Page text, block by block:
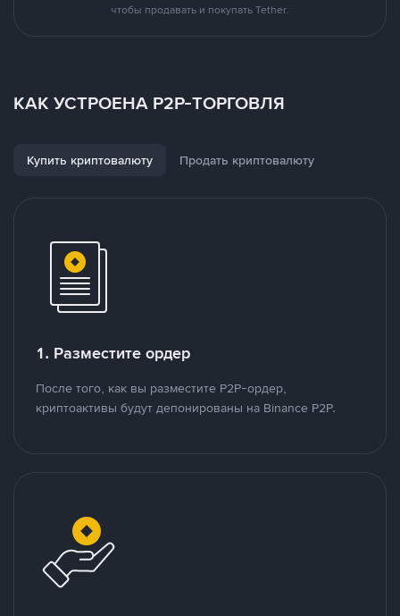
чтобы продавать и покупать Tether.
КАК УСТРОЕНА P2P-ТОРГОВЛЯ
Купить криптовалюту Продать криптовалюту
1. Разместите ордер
После того, как вы разместите P2P-ордер,
криптоактивы будут депонированы на Binance P2P.